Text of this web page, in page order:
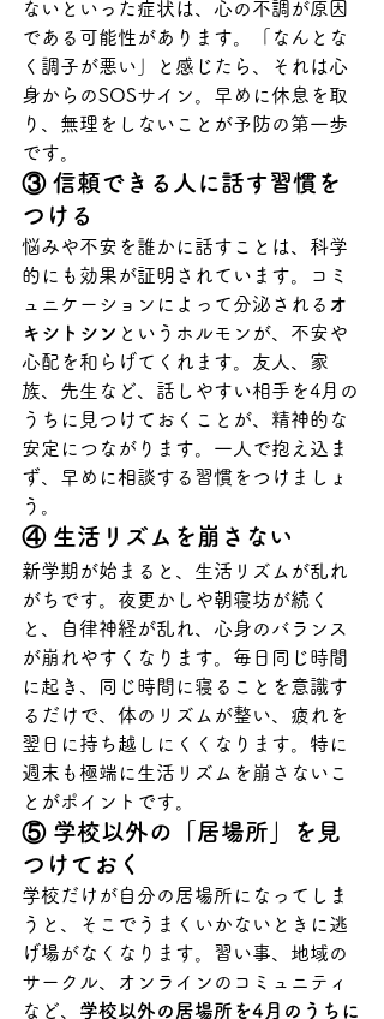
ないといった症状は、心の不調が原因
である可能性があります。「なんとな
く調子が悪い」と感じたら、それは心
身からのSOSサイン。早めに休息を取
り、無理をしないことが予防の第一歩
です。
③ 信頼できる人に話す習慣を
つける
悩みや不安を誰かに話すことは、科学
的にも効果が証明されています。コミ
ュニケーションによって分泌される オ
キシトシン というホルモンが、不安や
心配を和らげてくれます。友人、家
族、先生など、話しやすい相手を4月の
うちに見つけておくことが、精神的な
安定につながります。一人で抱え込ま
ず、早めに相談する習慣をつけましょ
う。
④ 生活リズムを崩さない
新学期が始まると、生活リズムが乱れ
がちです。夜更かしや朝寝坊が続く
と、自律神経が乱れ、心身のバランス
が崩れやすくなります。毎日同じ時間
に起き、同じ時間に寝ることを意識す
るだけで、体のリズムが整い、疲れを
翌日に持ち越しにくくなります。特に
週末も極端に生活リズムを崩さないこ
とがポイントです。
⑤ 学校以外の「居場所」を見
つけておく
学校だけが自分の居場所になってしま
うと、そこでうまくいかないときに逃
げ場がなくなります。習い事、地域の
サークル、オンラインのコミュニティ
など、 学校以外の居場所を4月のうちに